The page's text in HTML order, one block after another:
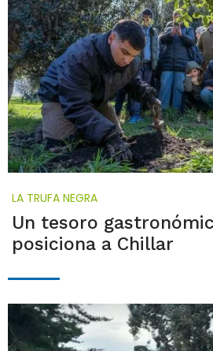
LA TRUFA NEGRA
Un tesoro
posiciona a Chillar